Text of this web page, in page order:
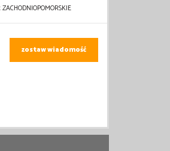
zostaw wiadomość